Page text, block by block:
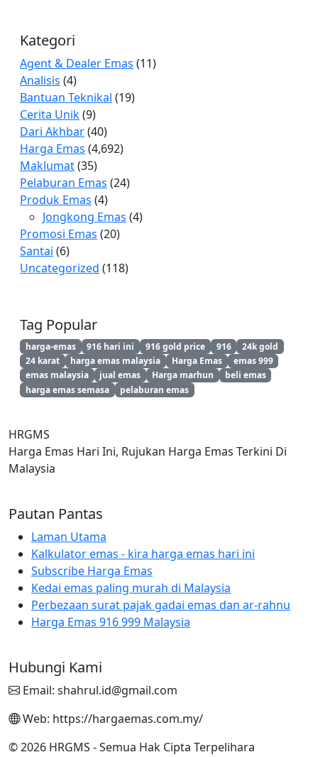
Kategori
Agent & Dealer Emas (11)
Analisis (4)
Bantuan Teknikal (19)
Cerita Unik(9)
Dari Akhbar(40)
Harga Emas (4,692)
Maklumat(35)
Pelaburan Emas (24)
Produk Emas (4)
Jongkong Emas (4)
Promosi Emas (20)
Santai (6)
Uncategorized (118)
Tag Popular
harga-emas 916 hari ini 916 gold price 916
24k gold
24 karat
harga emas malaysia Harga Emas
emas 999
emas malaysia
jual emas Harga marhun
beli emas
harga emas semasa
pelaburan emas
HRGMS
Harga Emas Hari Ini, Rujukan Harga Emas Terkini Di
Malaysia
Pautan Pantas
Laman Utama
Kalkulator emas - kira harga emas hari ini
Subscribe Harga Emas
Kedai emas paling murah di Malaysia
Perbezaan surat pajak gadai emas dan ar-rahnu
Harga Emas 916 999 Malaysia
Hubungi Kami
Email: shahrul.id@gmail.com
Web: https://hargaemas.com.my/
© 2026 HRGMS - Semua Hak Cipta Terpelihara